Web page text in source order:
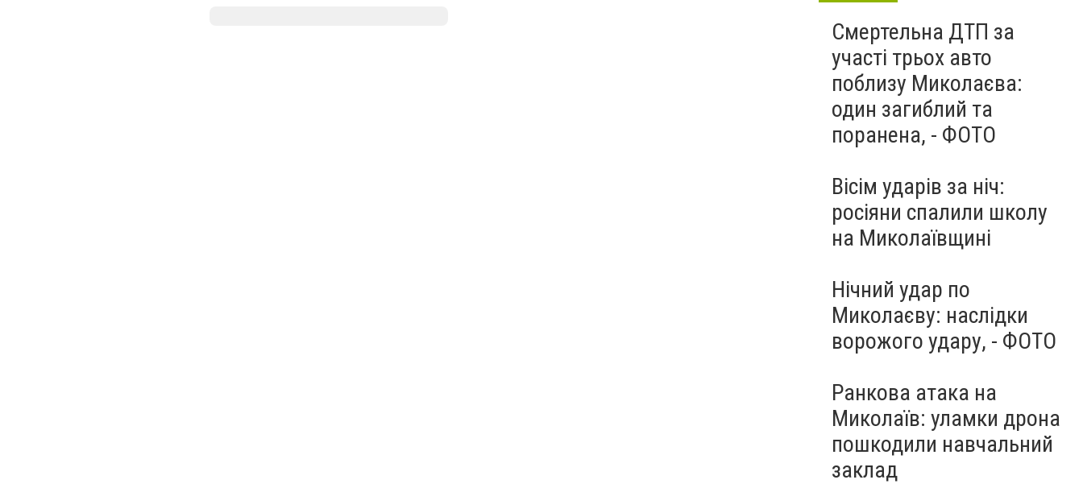
Смертельна ДТП за
участі трьох авто
поблизу Миколаєва:
один загиблий та
поранена, - ФОТО
Вісім ударів за ніч:
росіяни спалили школу
на Миколаївщині
Нічний удар по
Миколаєву: наслідки
ворожого удару, - ФОТО
Ранкова атака на
Миколаїв: уламки дрона
пошкодили навчальний
заклад